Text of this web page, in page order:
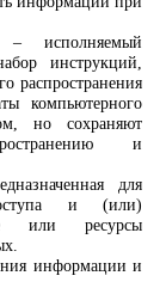
– исполняемый
инструкций,
распространения
компьютерного
но сохраняют
и
для
и (или)
или ресурсы
информации и